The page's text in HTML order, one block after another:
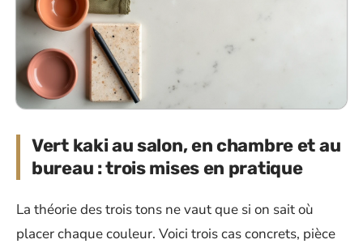
Vert kaki au salon, en chambre et au
bureau : trois mises en pratique
La théorie des trois tons ne vaut que si on sait où
placer chaque couleur. Voici trois cas concrets, pièce